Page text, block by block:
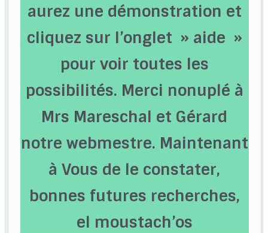
aurez une démonstration et
cliquez sur l’onglet » aide »
pour voir toutes les
possibilités. Merci nonuplé à
Mrs Mareschal et Gérard
notre webmestre. Maintenant
à Vous de le constater,
bonnes futures recherches,
el moustach’os